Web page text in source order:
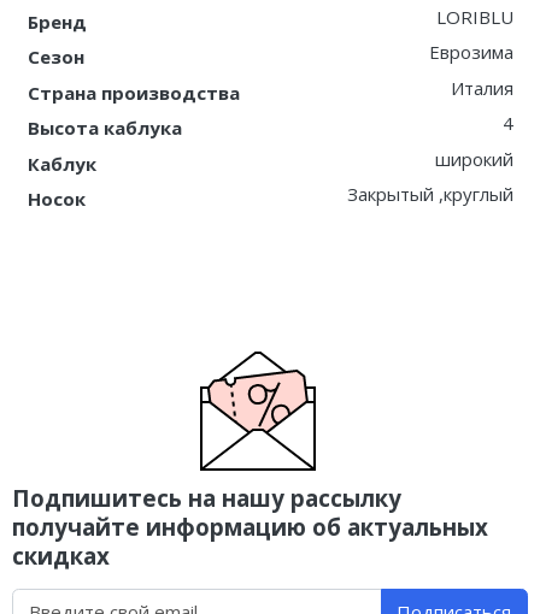
Бренд
LORIBLU
Сезон
Еврозима
Страна производства
Италия
Высота каблука
4
Каблук
широкий
Носок
Закрытый ,круглый
Подпишитесь на нашу рассылку
получайте информацию об актуальных
скидках